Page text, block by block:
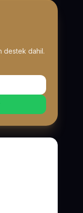
destek dahil.